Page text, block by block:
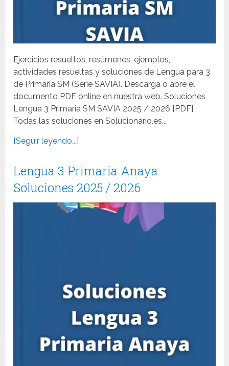
Ejercicios resueltos, resúmenes, ejemplos,
actividades resueltas y soluciones de Lengua para 3
de Primaria SM (Serie SAVIA). Descarga o abre el
documento PDF online en nuestra web. Soluciones
Lengua 3 Primaria SM SAVIA 2025 / 2026 [PDF]
Todas las soluciones en Solucionario.es...
[Seguir leyendo...]
Lengua 3 Primaria Anaya
Soluciones 2025 / 2026